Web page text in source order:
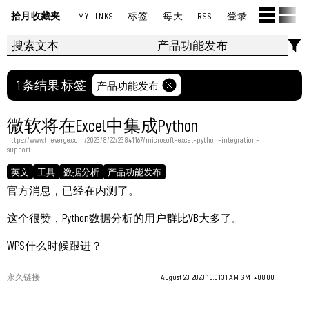
拾月收藏夹 MY LINKS 标签 每天 RSS 登录
1 条结果 标签 产品功能发布
微软将在Excel中集成Python
https://www.theverge.com/2023/8/22/23841167/microsoft-excel-python-integration-
support
英文 工具 数据分析 产品功能发布
官方消息，已经在内测了。
这个很赞，Python数据分析的用户群比VB大多了。
WPS什么时候跟进？
永久链接 August 23, 2023 10:01:31 AM GMT+08:00